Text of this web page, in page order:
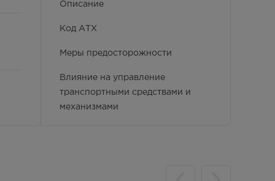
Описание
Код АТХ
Меры предосторожности
Влияние на управление
транспортными средствами и
механизмами